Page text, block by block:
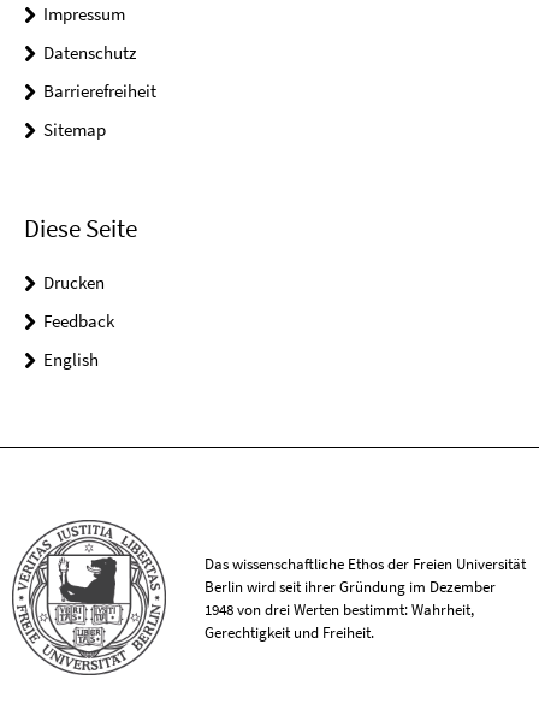
Impressum
Datenschutz
Barrierefreiheit
Sitemap
Diese Seite
Drucken
Feedback
English
Das wissenschaftliche Ethos der Freien Universität
Berlin wird seit ihrer Gründung im Dezember
1948 von drei Werten bestimmt: Wahrheit,
Gerechtigkeit und Freiheit.